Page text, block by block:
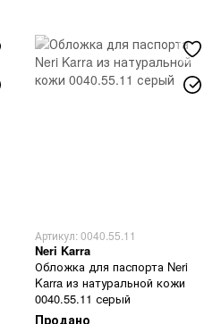
Артикул: 0040.55.11
Neri Karra
Обложка для паспорта Neri
Karra из натуральной кожи
0040.55.11 серый
Продано